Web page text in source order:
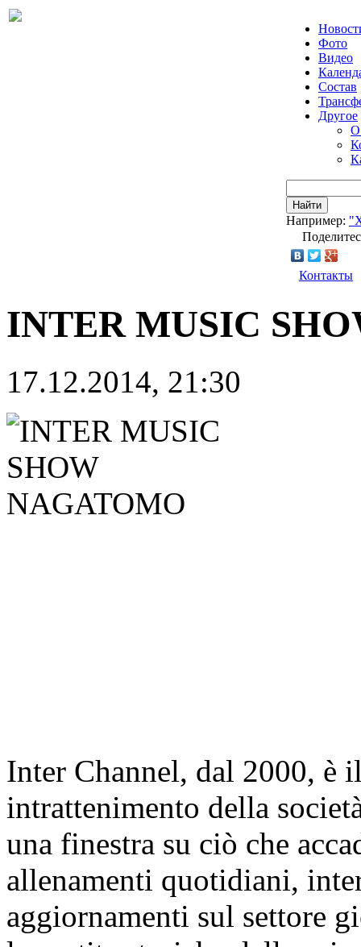
Фото
Видео
Состав
Другое
О
Найти
Например:
Контакты
INTER MUSIC
17.12.2014, 21:30
Inter Channel, dal 2000, è
intrattenimento della
una finestra su ciò che
allenamenti quotidiani,
aggiornamenti sul settore